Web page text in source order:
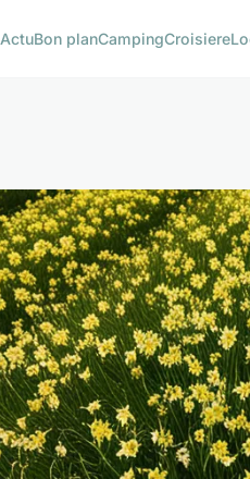
ActuBon planCampingCroisiere